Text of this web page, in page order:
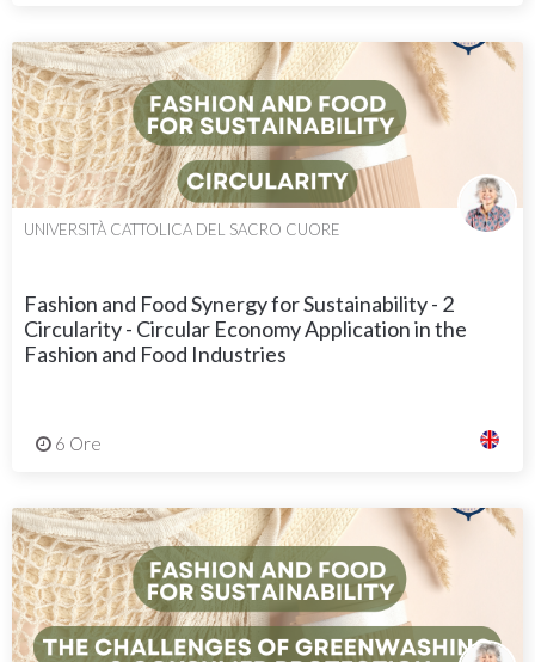
UNIVERSITÀ CATTOLICA DEL SACRO CUORE
Fashion and Food Synergy for Sustainability - 2
Circularity - Circular Economy Application in the
Fashion and Food Industries
6 Ore